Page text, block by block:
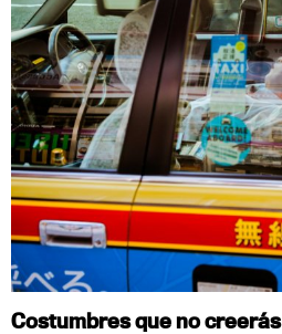
Costumbres que no creerás